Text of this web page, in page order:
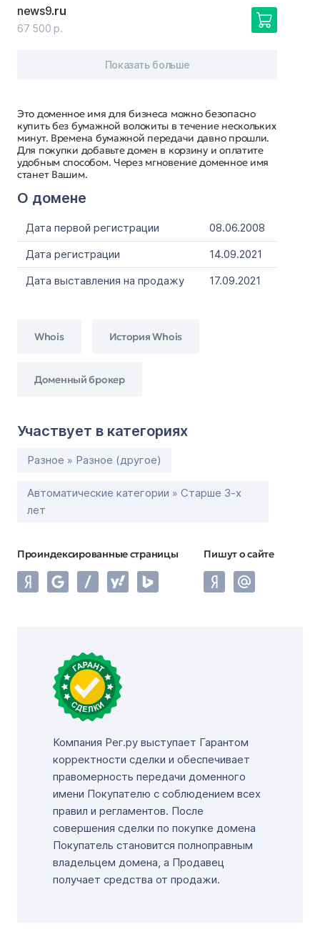
Это доменное имя для бизнеса можно безопасно
купить без бумажной волокиты в течение нескольких
минут. Времена бумажной передачи давно прошли.
Для покупки добавьте домен в корзину и оплатите
удобным способом. Через мгновение доменное имя
станет Вашим.
О домене
Дата первой регистрации
08.06.2008
Дата регистрации
14.09.2021
Дата выставления на продажу
17.09.2021
Whois История Whois
Доменный брокер
Участвует в категориях
Разное » Разное (другое)
Автоматические категории » Старше 3-х
лет
Проиндексированные страницы Пишут о сайте
news9.ru
67 500 р.
Показать больше
Компания Рег.ру выступает Гарантом
корректности сделки и обеспечивает
правомерность передачи доменного
имени Покупателю с соблюдением всех
правил и регламентов. После
совершения сделки по покупке домена
Покупатель становится полноправным
владельцем домена, а Продавец
получает средства от продажи.